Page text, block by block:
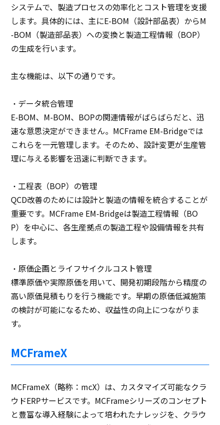
システムで、製造プロセスの効率化とコスト管理を支援
します。具体的には、主にE-BOM（設計部品表）からM
-BOM（製造部品表）への変換と製造工程情報（BOP）
の生成を行います。
主な機能は、以下の通りです。
・データ統合管理
E-BOM、M-BOM、BOPの関連情報がばらばらだと、迅
速な意思決定ができません。MCFrame EM-Bridgeでは
これらを一元管理します。そのため、設計変更が生産管
理に与える影響を迅速に判断できます。
・工程表（BOP）の管理
QCD改善のためには設計と製造の情報を統合することが
重要です。MCFrame EM-Bridgeは製造工程情報（BO
P）を中心に、各生産拠点の製造工程や設備情報を共有
します。
・原価企画とライフサイクルコスト管理
標準原価や実際原価を用いて、開発初期段階から精度の
高い原価見積もりを行う機能です。早期の原価低減施策
の検討が可能になるため、収益性の向上につながりま
す。
MCFrameX
MCFrameX（略称：mcX）は、カスタマイズ可能なクラ
ウドERPサービスです。MCFrameシリーズのコンセプト
と豊富な導入経験によって培われたナレッジを、クラウ